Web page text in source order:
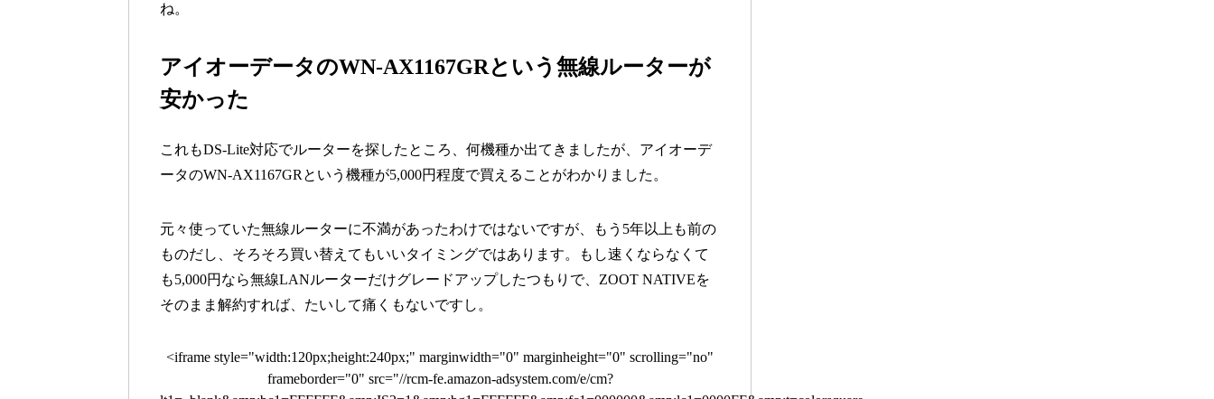
ね。
アイオーデータのWN-AX1167GRという無線ルーターが
安かった
これもDS-Lite対応でルーターを探したところ、何機種か出てきましたが、アイオーデ
ータのWN-AX1167GRという機種が5,000円程度で買えることがわかりました。
元々使っていた無線ルーターに不満があったわけではないですが、もう5年以上も前の
ものだし、そろそろ買い替えてもいいタイミングではあります。もし速くならなくて
も5,000円なら無線LANルーターだけグレードアップしたつもりで、ZOOT NATIVEを
そのまま解約すれば、たいして痛くもないですし。
<iframe style="width:120px;height:240px;" marginwidth="0" marginheight="0" scrolling="no"
frameborder="0" src="//rcm-fe.amazon-adsystem.com/e/cm?